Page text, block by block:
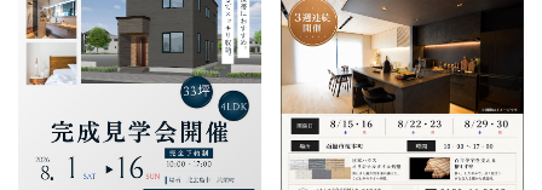
直営工事
1メーターモジュール
冷暖房標準装備
外観・インテリア集
暮らし方提案
リフォームの流れ
介護保険利用で快適リフォーム
安心のサポートシステム
展示場案内
分譲マンション
分譲マンション トップ
ワザックとは
会社情報